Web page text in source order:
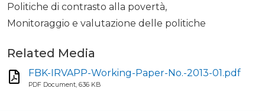
Politiche di contrasto alla povertà,
Monitoraggio e valutazione delle politiche
Related Media
FBK-IRVAPP-Working-Paper-No.-2013-01.pdf
PDF Document, 636 KB